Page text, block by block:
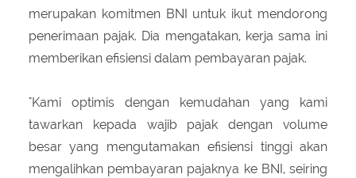
merupakan komitmen BNI untuk ikut mendorong
penerimaan pajak. Dia mengatakan, kerja sama ini
memberikan efisiensi dalam pembayaran pajak.
"Kami optimis dengan kemudahan yang kami
tawarkan kepada wajib pajak dengan volume
besar yang mengutamakan efisiensi tinggi akan
mengalihkan pembayaran pajaknya ke BNI, seiring